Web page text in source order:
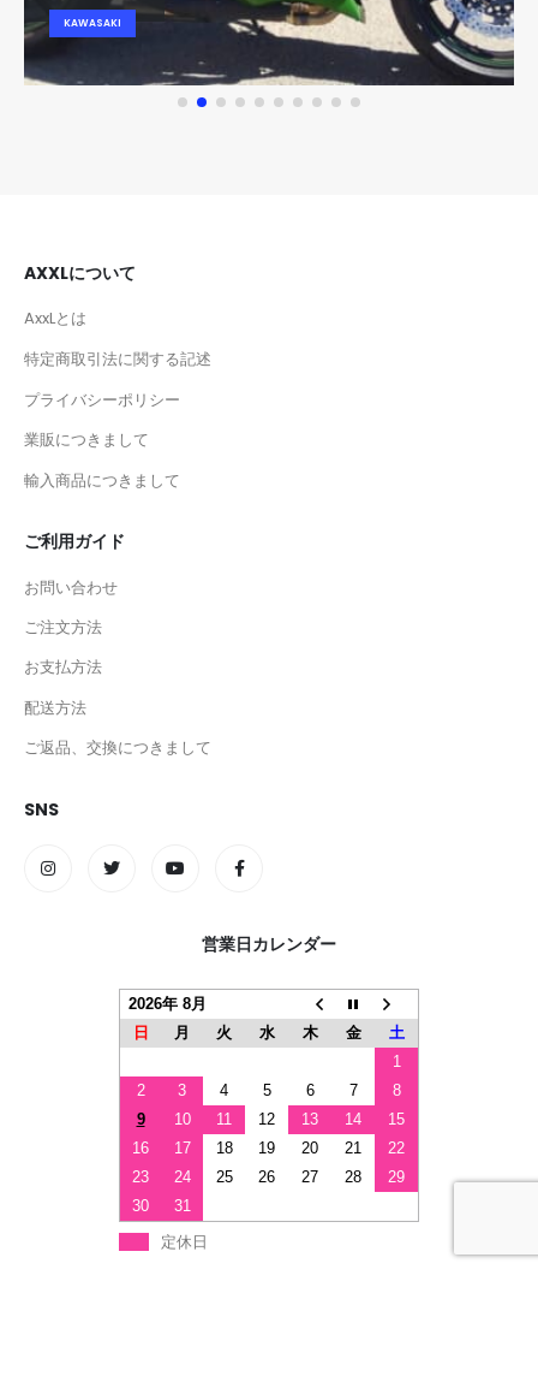
KAWASAKI
AXXLについて
AxxLとは
特定商取引法に関する記述
プライバシーポリシー
業販につきまして
輸入商品につきまして
ご利用ガイド
お問い合わせ
ご注文方法
お支払方法
配送方法
ご返品、交換につきまして
SNS
営業日カレンダー
2026年 8月
日
月 火 水 木 金
土
1
2
3 4 5 6 7
8
9
10 11 12 13 14
15
16
17 18 19 20 21
22
23
24 25 26 27 28
29
30
31
定休日